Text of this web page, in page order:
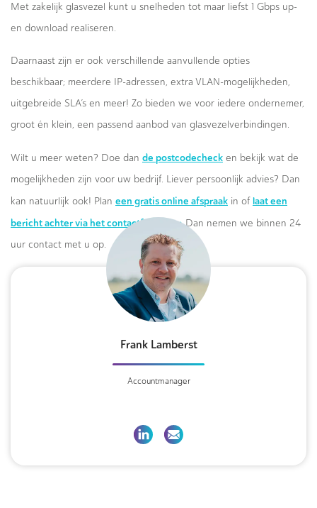
Met zakelijk glasvezel kunt u snelheden tot maar liefst 1 Gbps up-
en download realiseren.
Daarnaast zijn er ook verschillende aanvullende opties
beschikbaar; meerdere IP-adressen, extra VLAN-mogelijkheden,
uitgebreide SLA’s en meer! Zo bieden we voor iedere ondernemer,
groot én klein, een passend aanbod van glasvezelverbindingen.
Wilt u meer weten? Doe dan de postcodecheck en bekijk wat de
mogelijkheden zijn voor uw bedrijf. Liever persoonlijk advies? Dan
kan natuurlijk ook! Plan een gratis online afspraak in of laat een
bericht achter via het contactformulier.Dan nemen we binnen 24
uur contact met u op.
Frank Lamberst
Accountmanager